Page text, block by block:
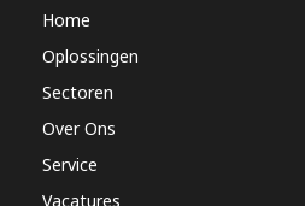
Home
Oplossingen
Sectoren
Over Ons
Service
Vacatures